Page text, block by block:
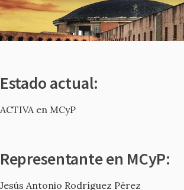
Estado actual:
ACTIVA en MCyP
Representante en MCyP:
Jesús Antonio Rodríguez Pérez